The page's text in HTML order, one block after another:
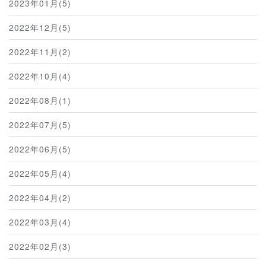
2023年01月(5)
2022年12月(5)
2022年11月(2)
2022年10月(4)
2022年08月(1)
2022年07月(5)
2022年06月(5)
2022年05月(4)
2022年04月(2)
2022年03月(4)
2022年02月(3)